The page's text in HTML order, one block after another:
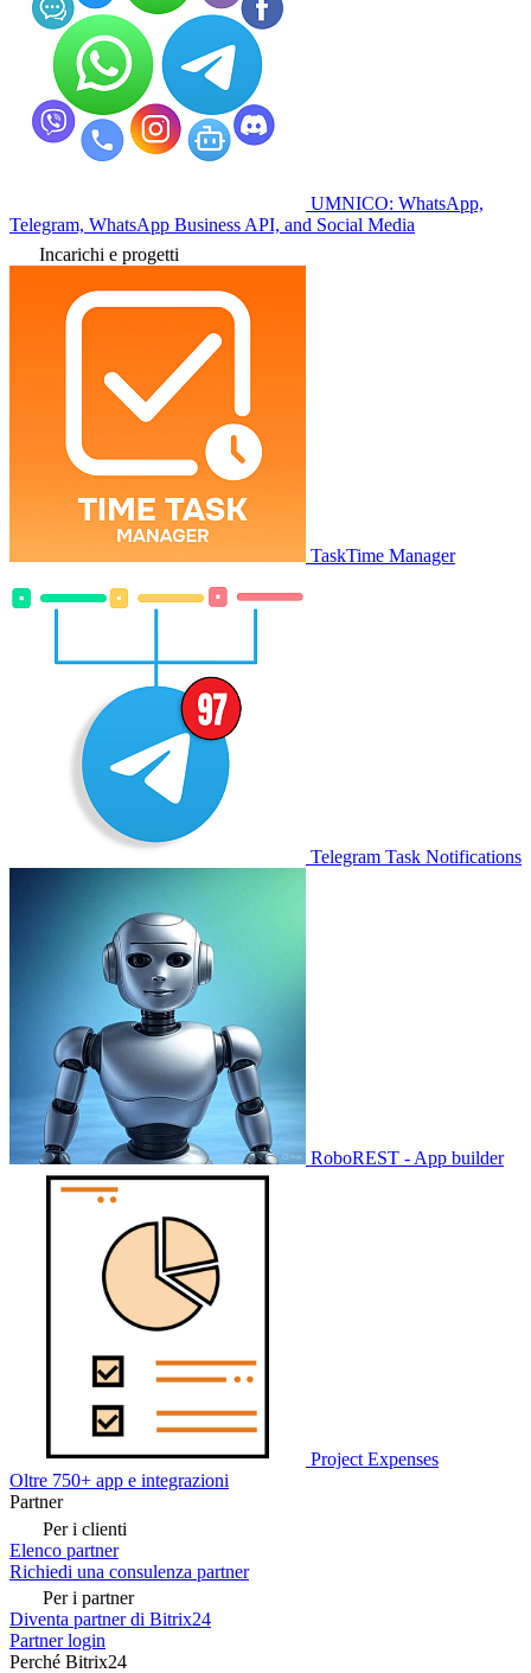
UMNICO: WhatsApp,
Telegram, WhatsApp Business API, and Social Media
Incarichi e progetti
TaskTime Manager
Telegram Task Notifications
RoboREST - App builder
Project Expenses
Oltre 750+ app e integrazioni
Partner
Per i clienti
Elenco partner
Richiedi una consulenza partner
Per i partner
Diventa partner di Bitrix24
Partner login
Perché Bitrix24